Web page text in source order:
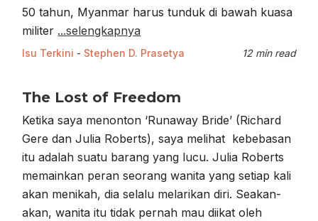
50 tahun, Myanmar harus tunduk di bawah kuasa
militer ...selengkapnya
Isu Terkini - Stephen D. Prasetya 12 min read
The Lost of Freedom
Ketika saya menonton ‘Runaway Bride’ (Richard
Gere dan Julia Roberts), saya melihat kebebasan
itu adalah suatu barang yang lucu. Julia Roberts
memainkan peran seorang wanita yang setiap kali
akan menikah, dia selalu melarikan diri. Seakan-
akan, wanita itu tidak pernah mau diikat oleh